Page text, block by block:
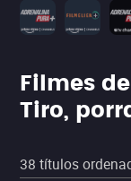
Filmes
Tiro,
38 títulos